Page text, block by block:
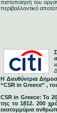
πιστοποίησή του
περιβαλλοντικό
Η Διευθύντρια
“CSR in Greece” ,
CSR in Greece: Το
της το 1812. 200
εκατομμύρια